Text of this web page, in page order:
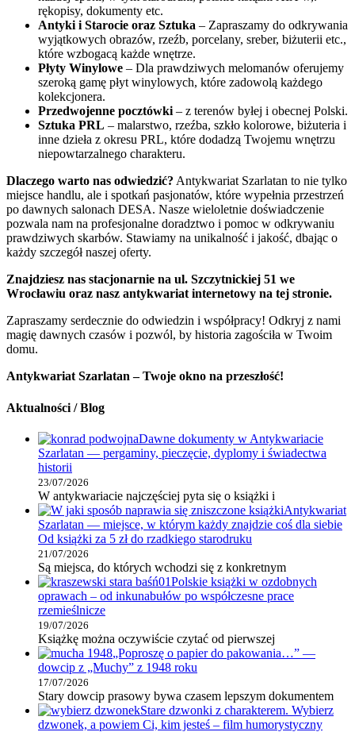
rękopisy, dokumenty etc.
Antyki i Starocie oraz Sztuka – Zapraszamy do odkrywania
wyjątkowych obrazów, rzeźb, porcelany, sreber, biżuterii etc.,
które wzbogacą każde wnętrze.
Płyty Winylowe – Dla prawdziwych melomanów oferujemy
szeroką gamę płyt winylowych, które zadowolą każdego
kolekcjonera.
Przedwojenne pocztówki – z terenów byłej i obecnej Polski.
Sztuka PRL – malarstwo, rzeźba, szkło kolorowe, biżuteria i
inne dzieła z okresu PRL, które dodadzą Twojemu wnętrzu
niepowtarzalnego charakteru.
Dlaczego warto nas odwiedzić? Antykwariat Szarlatan to nie tylko
miejsce handlu, ale i spotkań pasjonatów, które wypełnia przestrzeń
po dawnych salonach DESA. Nasze wieloletnie doświadczenie
pozwala nam na profesjonalne doradztwo i pomoc w odkrywaniu
prawdziwych skarbów. Stawiamy na unikalność i jakość, dbając o
każdy szczegół naszej oferty.
Znajdziesz nas stacjonarnie na ul. Szczytnickiej 51 we
Wrocławiu oraz nasz antykwariat internetowy na tej stronie.
Zapraszamy serdecznie do odwiedzin i współpracy! Odkryj z nami
magię dawnych czasów i pozwól, by historia zagościła w Twoim
domu.
Antykwariat Szarlatan – Twoje okno na przeszłość!
Aktualności / Blog
Dawne dokumenty w Antykwariacie
Szarlatan — pergaminy, pieczęcie, dyplomy i świadectwa
historii
23/07/2026
W antykwariacie najczęściej pyta się o książki i
Antykwariat
Szarlatan — miejsce, w którym każdy znajdzie coś dla siebie
Od książki za 5 zł do rzadkiego starodruku
21/07/2026
Są miejsca, do których wchodzi się z konkretnym
Polskie książki w ozdobnych
oprawach – od inkunabułów po współczesne prace
rzemieślnicze
19/07/2026
Książkę można oczywiście czytać od pierwszej
„Poproszę o papier do pakowania…” —
dowcip z „Muchy” z 1948 roku
17/07/2026
Stary dowcip prasowy bywa czasem lepszym dokumentem
Stare dzwonki z charakterem. Wybierz
dzwonek, a powiem Ci, kim jesteś – film humorystyczny